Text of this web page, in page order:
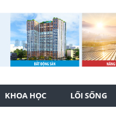
KHOA HỌC LỐI SỐNG